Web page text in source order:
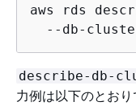
aws rds
--db-
describe-db-
力例は以下のとおり